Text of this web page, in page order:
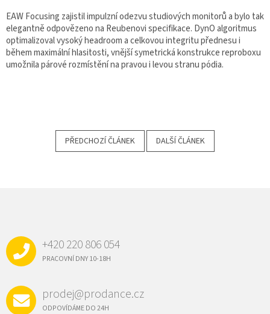
EAW Focusing zajistil impulzní odezvu studiových monitorů a bylo tak
elegantně odpovězeno na Reubenovi specifikace. DynO algoritmus
optimalizoval vysoký headroom a celkovou integritu přednesu i
během maximální hlasitosti, vnější symetrická konstrukce reproboxu
umožnila párové rozmístění na pravou i levou stranu pódia.
PŘEDCHOZÍ ČLÁNEK DALŠÍ ČLÁNEK
+420 220 806 054
PRACOVNÍ DNY 10-18H
prodej@prodance.cz
ODPOVÍDÁME DO 24H